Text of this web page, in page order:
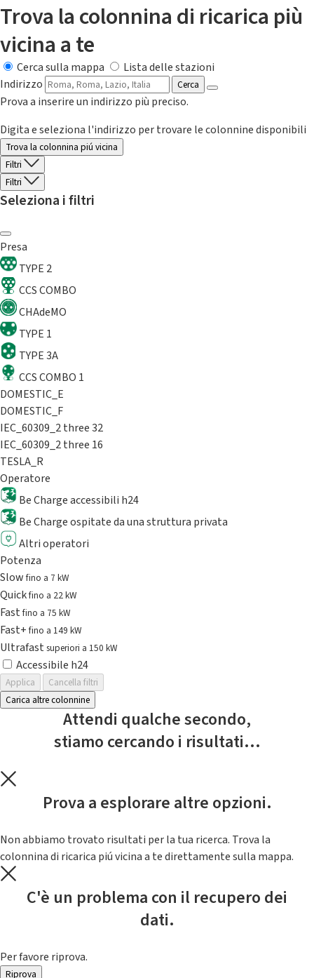
Trova la colonnina di ricarica più
vicina a te
Cerca sulla mappa
Lista delle stazioni
Indirizzo
Cerca
Prova a inserire un indirizzo più preciso.
Digita e seleziona l'indirizzo per trovare le colonnine disponibili
Trova la colonnina piú vicina
Filtri
Filtri
Seleziona i filtri
Presa
TYPE 2
CCS COMBO
CHAdeMO
TYPE 1
TYPE 3A
CCS COMBO 1
DOMESTIC_E
DOMESTIC_F
IEC_60309_2 three 32
IEC_60309_2 three 16
TESLA_R
Operatore
Be Charge accessibili h24
Be Charge ospitate da una struttura privata
Altri operatori
Potenza
Slowfino a 7 kW
Quickfino a 22 kW
Fastfino a 75 kW
Fast+fino a 149 kW
Ultrafast superiori a 150 kW
Accessibile h24
Applica
Cancella filtri
Carica altre colonnine
Attendi qualche secondo,
stiamo cercando i risultati...
Prova a esplorare altre opzioni.
Non abbiamo trovato risultati per la tua ricerca. Trova la
colonnina di ricarica piú vicina a te direttamente sulla mappa.
C'è un problema con il recupero dei
dati.
Per favore riprova.
Riprova